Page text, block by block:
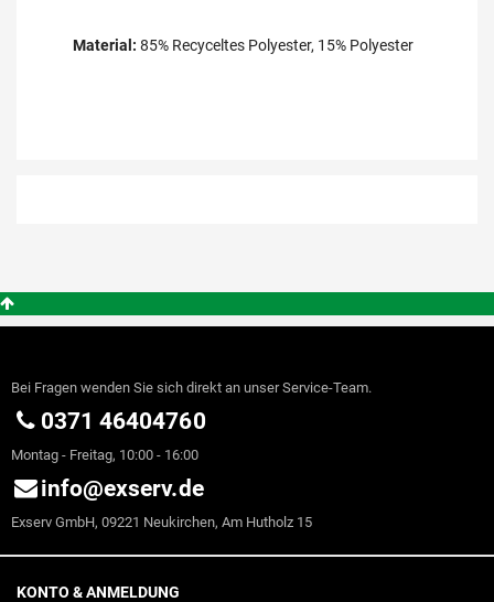
Material: 85% Recyceltes Polyester, 15% Polyester
Bei Fragen wenden Sie sich direkt an unser Service-Team.
0371 46404760
Montag - Freitag, 10:00 - 16:00
info@exserv.de
Exserv GmbH, 09221 Neukirchen, Am Hutholz 15
KONTO & ANMELDUNG